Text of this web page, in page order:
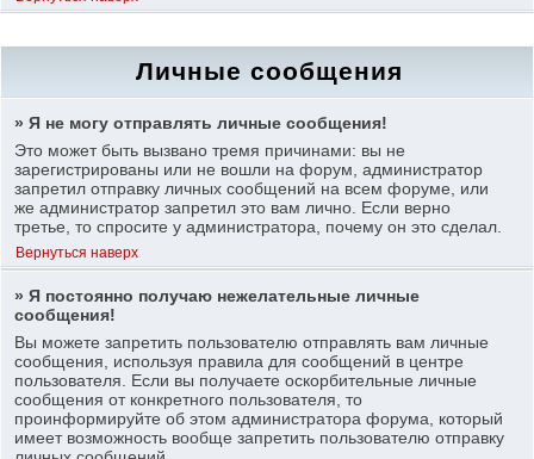
Личные сообщения
» Я не могу отправлять личные сообщения!
Это может быть вызвано тремя причинами: вы не
зарегистрированы или не вошли на форум, администратор
запретил отправку личных сообщений на всем форуме, или
же администратор запретил это вам лично. Если верно
третье, то спросите у администратора, почему он это сделал.
Вернуться наверх
» Я постоянно получаю нежелательные личные
сообщения!
Вы можете запретить пользователю отправлять вам личные
сообщения, используя правила для сообщений в центре
пользователя. Если вы получаете оскорбительные личные
сообщения от конкретного пользователя, то
проинформируйте об этом администратора форума, который
имеет возможность вообще запретить пользователю отправку